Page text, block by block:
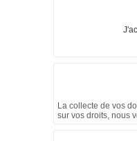
La collecte de vos
sur vos droits, nous